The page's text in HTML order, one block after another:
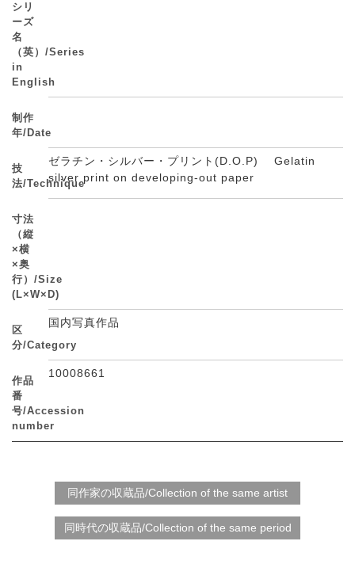
シリ
ーズ
名
（英）/Series
in
English
制作
年/Date
技
法/Technique
ゼラチン・シルバー・プリント(D.O.P) Gelatin
silver print on developing-out paper
寸法
（縦
×横
×奥
行）/Size
(L×W×D)
区
分/Category
国内写真作品
作品
番
号/Accession
number
10008661